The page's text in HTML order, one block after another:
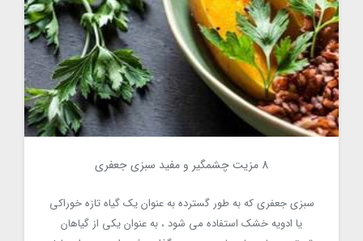
8 مزیت چشمگیر و مفید سبزی جعفری
سبزی جعفری که به طور گسترده به عنوان یک گیاه تازه خوراکی
یا ادویه خشک استفاده می شود ، به عنوان یکی از گیاهان